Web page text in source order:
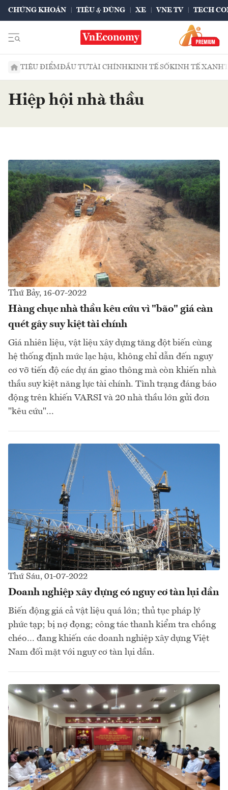
CHỨNG KHOÁN TIÊU & DÙNG XE VNE TV TECH
TIÊU ĐIỂMĐẦU TƯTÀI CHÍNHKINH TẾ SỐKINH TẾ XANH
Hiệp hội nhà thầu
Thứ Bảy, 16-07-2022
Hàng chục nhà thầu kêu cứu vì "bão" giá càn
quét gây suy kiệt tài chính
Giá nhiên liệu, vật liệu xây dựng tăng đột biến cùng
hệ thống định mức lạc hậu, không chỉ dẫn đến nguy
cơ vỡ tiến độ các dự án giao thông mà còn khiến nhà
thầu suy kiệt năng lực tài chính. Tình trạng đáng báo
động trên khiến VARSI và 20 nhà thầu lớn gửi đơn
"kêu cứu"...
Thứ Sáu, 01-07-2022
Doanh nghiệp xây dựng có nguy cơ tàn lụi dần
Biến động giá cả vật liệu quá lớn; thủ tục pháp lý
phức tạp; bị nợ đọng; công tác thanh kiểm tra chồng
chéo… đang khiến các doanh nghiệp xây dựng Việt
Nam đối mặt với nguy cơ tàn lụi dần.